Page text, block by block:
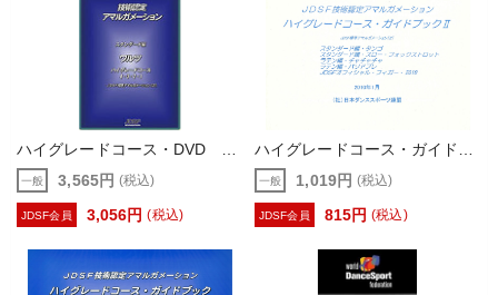
一般 3,565円(税込)
JDSF会員 3,056円 (税込)
一般 1,019円(税込)
JDSF会員 815円 (税込)